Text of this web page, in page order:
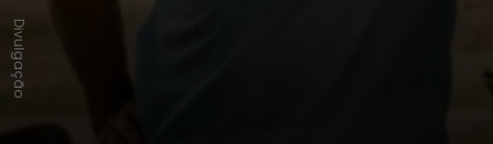
Divulgação